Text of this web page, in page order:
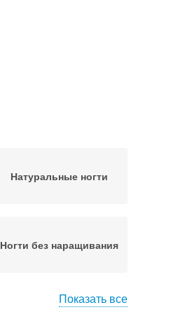
Натуральные ногти
Ногти без наращивания
Показать все